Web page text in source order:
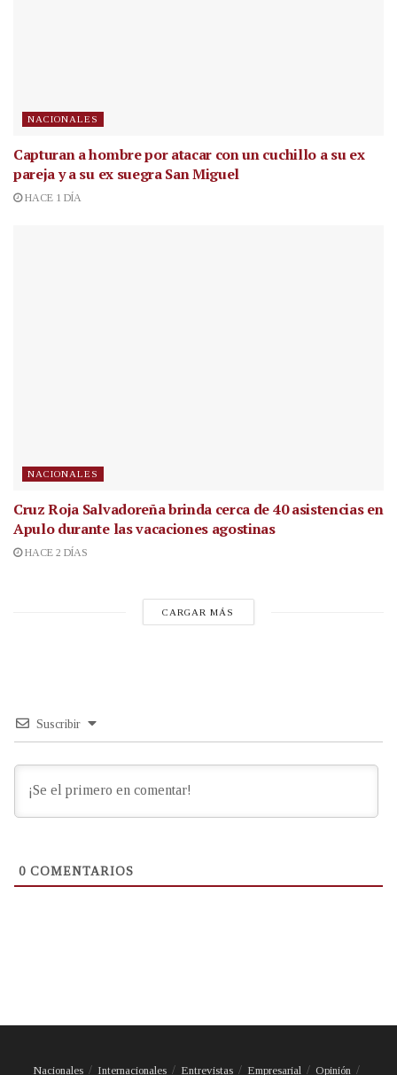
NACIONALES
Capturan a hombre por atacar con un cuchillo a su ex
pareja y a su ex suegra San Miguel
HACE 1 DÍA
NACIONALES
Cruz Roja Salvadoreña brinda cerca de 40 asistencias en
Apulo durante las vacaciones agostinas
HACE 2 DÍAS
CARGAR MÁS
Suscribir
0 COMENTARIOS
Nacionales Internacionales Entrevistas Empresarial Opinión